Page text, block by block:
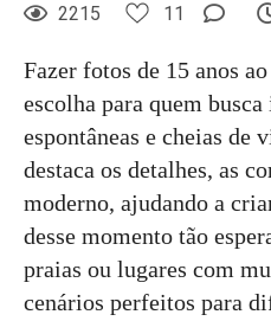
2215 11
Fazer fotos de 15 anos
escolha para quem
espontâneas e cheias de
destaca os detalhes, as
moderno, ajudando a
desse momento tão
praias ou lugares com
cenários perfeitos para